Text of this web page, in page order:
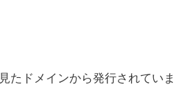
たドメインから発行されていま